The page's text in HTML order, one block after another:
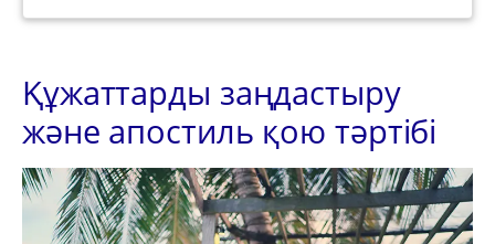
Құжаттарды заңдастыру
және апостиль қою тәртібі